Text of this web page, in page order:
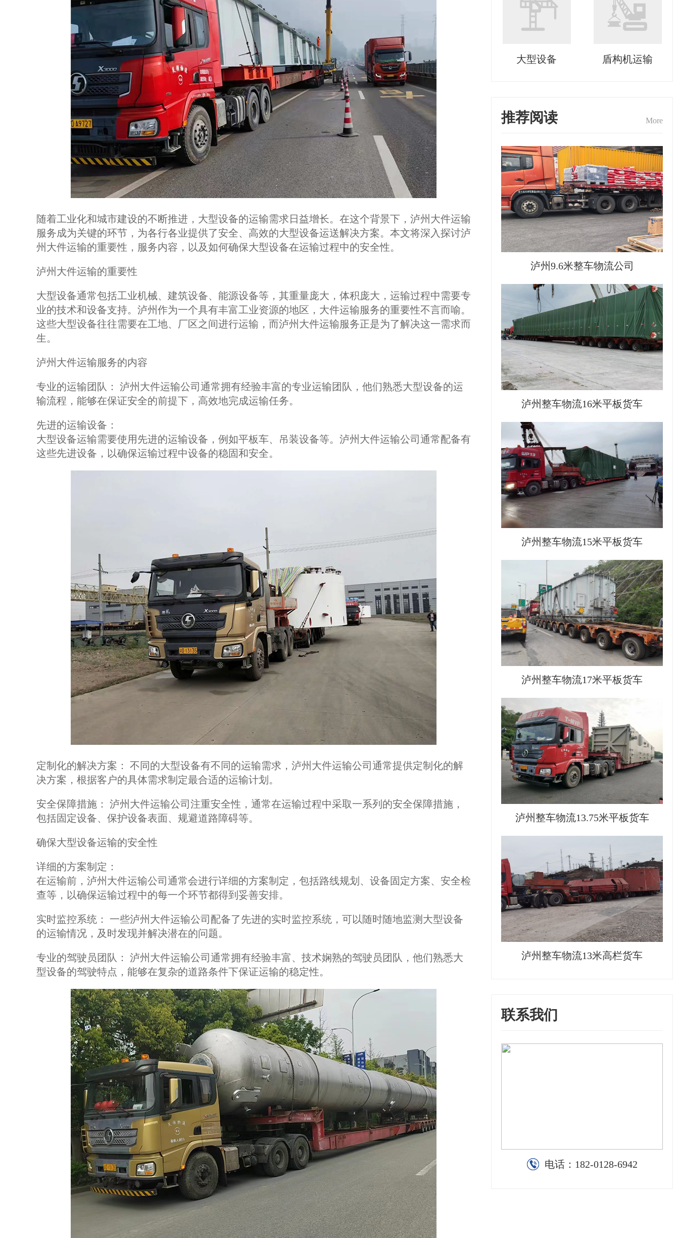
随着工业化和城市建设的不断推进，大型设备的运输需求日益增长。在这个背景下，泸州大件运输
服务成为关键的环节，为各行各业提供了安全、高效的大型设备运送解决方案。本文将深入探讨泸
州大件运输的重要性，服务内容，以及如何确保大型设备在运输过程中的安全性。
泸州大件运输的重要性
大型设备通常包括工业机械、建筑设备、能源设备等，其重量庞大，体积庞大，运输过程中需要专
业的技术和设备支持。泸州作为一个具有丰富工业资源的地区，大件运输服务的重要性不言而喻。
这些大型设备往往需要在工地、厂区之间进行运输，而泸州大件运输服务正是为了解决这一需求而
生。
泸州大件运输服务的内容
专业的运输团队： 泸州大件运输公司通常拥有经验丰富的专业运输团队，他们熟悉大型设备的运
输流程，能够在保证安全的前提下，高效地完成运输任务。
先进的运输设备：
大型设备运输需要使用先进的运输设备，例如平板车、吊装设备等。泸州大件运输公司通常配备有
这些先进设备，以确保运输过程中设备的稳固和安全。
定制化的解决方案： 不同的大型设备有不同的运输需求，泸州大件运输公司通常提供定制化的解
决方案，根据客户的具体需求制定最合适的运输计划。
安全保障措施： 泸州大件运输公司注重安全性，通常在运输过程中采取一系列的安全保障措施，
包括固定设备、保护设备表面、规避道路障碍等。
确保大型设备运输的安全性
详细的方案制定：
在运输前，泸州大件运输公司通常会进行详细的方案制定，包括路线规划、设备固定方案、安全检
查等，以确保运输过程中的每一个环节都得到妥善安排。
实时监控系统： 一些泸州大件运输公司配备了先进的实时监控系统，可以随时随地监测大型设备
的运输情况，及时发现并解决潜在的问题。
专业的驾驶员团队： 泸州大件运输公司通常拥有经验丰富、技术娴熟的驾驶员团队，他们熟悉大
型设备的驾驶特点，能够在复杂的道路条件下保证运输的稳定性。
大型设备 盾构机运输
推荐阅读 More
泸州9.6米整车物流公司
泸州整车物流16米平板货车
泸州整车物流15米平板货车
泸州整车物流17米平板货车
泸州整车物流13.75米平板货车
泸州整车物流13米高栏货车
联系我们
电话： 182-0128-6942